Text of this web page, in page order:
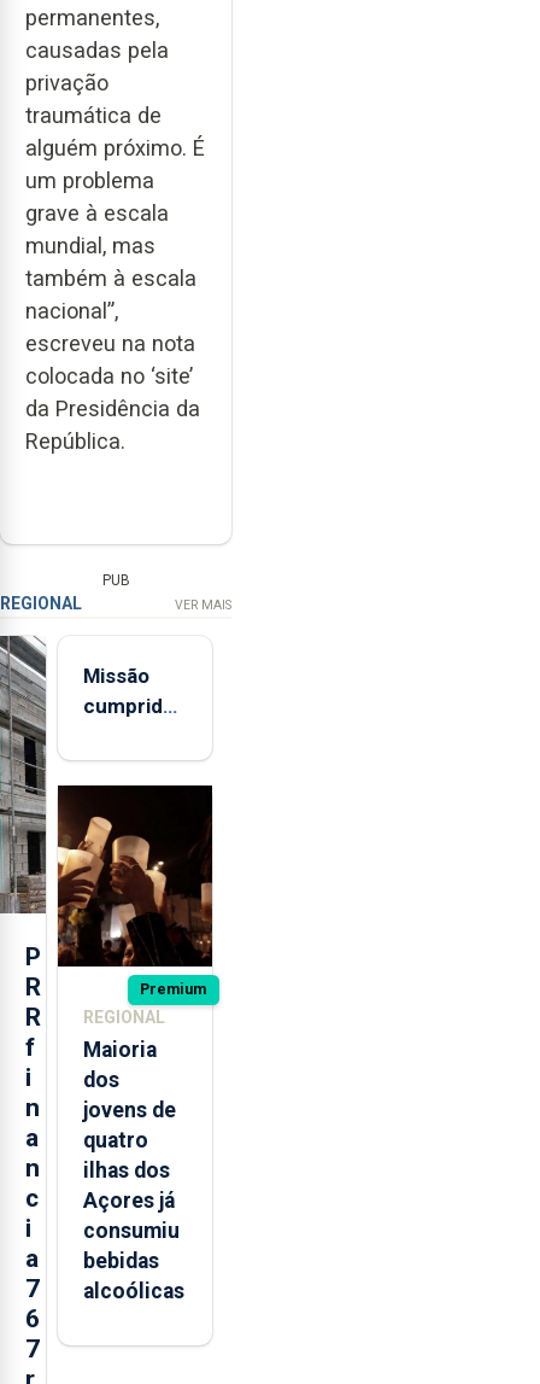
permanentes,
causadas pela
privação
traumática de
alguém próximo. É
um problema
grave à escala
mundial, mas
também à escala
nacional”,
escreveu na nota
colocada no ‘site’
da Presidência da
República.
PUB
REGIONAL VER MAIS
P
R
R
f
i
n
a
n
c
i
a
7
6
7
Missão
cumprida:
açorianos
após
missão na
Roménia
Premium
REGIONAL
Maioria
dos
jovens de
quatro
ilhas dos
Açores já
consumiu
bebidas
alcoólicas